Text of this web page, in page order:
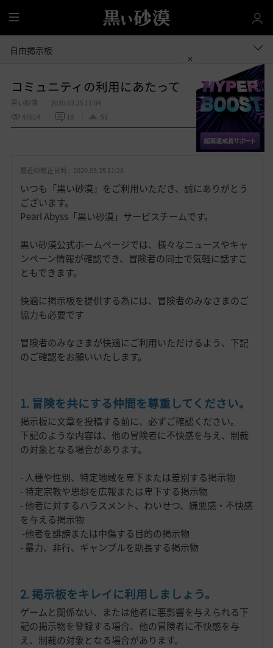
全
体
自由掲示板
コミュニティの利用にあたって
黒い砂漠
2020.03.25 11:04
47814
18 51
お
入
共有する
最近の修正日時 : 2020.03.25 11:26
いつも「黒い砂漠」をご利用いただき、誠にありがとう
ございます。
Pearl Abyss「黒い砂漠」サービスチームです。
黒い砂漠公式ホームページでは、様々なニュースやキャ
ンペーン情報が確認でき、冒険者の同士で気軽に話すこ
ともできます。
快適に掲示板を提供する為には、冒険者のみなさまのご
協力も必要です
冒険者のみなさまが快適にご利用いただけるよう、下記
のご確認をお願いいたします。
1. 冒険を共にする仲間を尊重してください。
掲示板に文章を投稿する前に、必ずご確認ください。
下記のような内容は、他の冒険者に不快感を与え、制裁
の対象となる場合があります。
- 人種や性別、特定地域を卑下または差別する掲示物
- 特定宗教や思想を広報または卑下する掲示物
- 他者に対するハラスメント、わいせつ、嫌悪感・不快感
を与える掲示物
-他者を誹謗または中傷する目的の掲示物
- 暴力、非行、ギャンブルを助長する掲示物
2. 掲示板をキレイに利用しましょう。
ゲームと関係ない、または他者に悪影響を与えられる下
記の掲示物を登録する場合、他の冒険者に不快感を与
え、制裁の対象となる場合があります。